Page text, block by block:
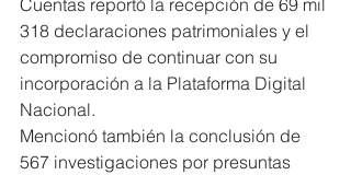
Cuentas reportó la recepción de 69 mil
318 declaraciones patrimoniales y el
compromiso de continuar con su
incorporación a la Plataforma Digital
Nacional.
Mencionó también la conclusión de
567 investigaciones por presuntas